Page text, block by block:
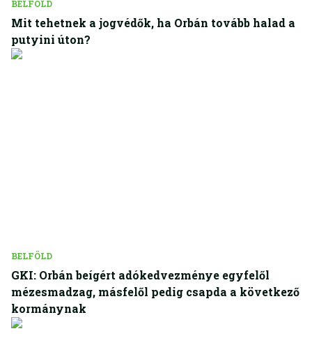
BELFÖLD
Mit tehetnek a jogvédők, ha Orbán tovább halad a
putyini úton?
BELFÖLD
GKI: Orbán beígért adókedvezménye egyfelől
mézesmadzag, másfelől pedig csapda a következő
kormánynak